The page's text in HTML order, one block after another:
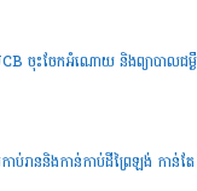
UCB ចុះចែកអំណោយ និងព្យាបាលជម្ងឺ
ាប់រាននិងកាន់កាប់ដីព្រៃឡង់ កាន់តែ